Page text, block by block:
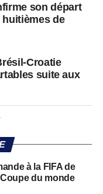
son départ
huitièmes de
Croatie
suite aux
à la FIFA de
du monde